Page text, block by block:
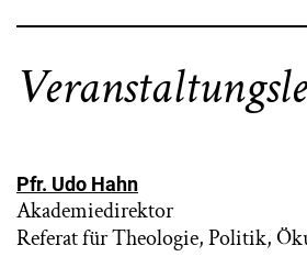
Pfr. Udo Hahn
Akademiedirektor
Referat für Theologie, Politik,